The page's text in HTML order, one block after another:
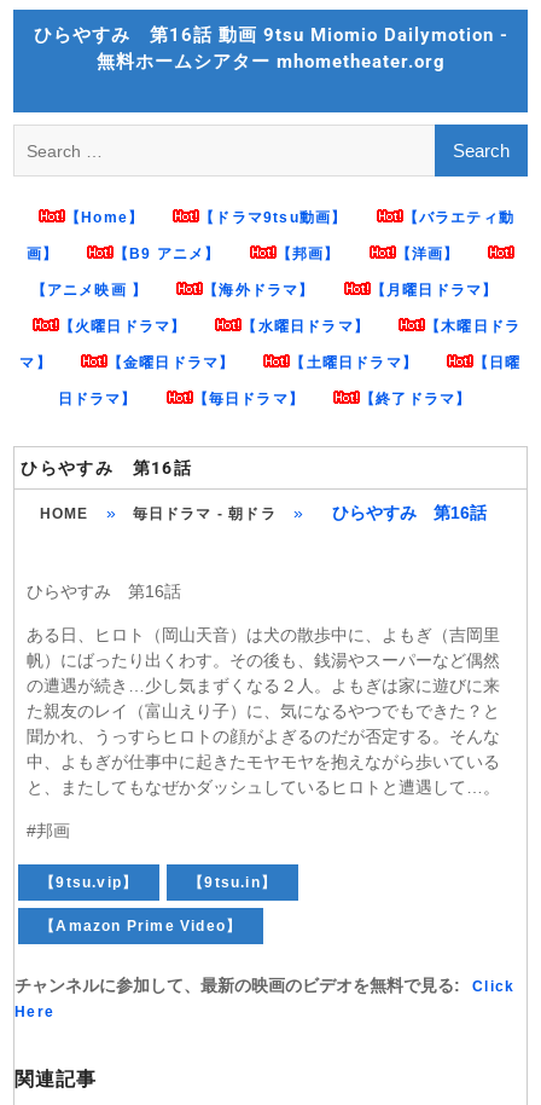
Skip
ひらやすみ 第16話 動画 9tsu Miomio Dailymotion -
無料ホームシアター mhometheater.org
for:
【Home】 【ドラマ9tsu動画】 【バラエティ動
画】 【B9 アニメ】 【邦画】 【洋画】
【アニメ映画 】 【海外ドラマ】 【月曜日ドラマ】
【火曜日ドラマ】 【水曜日ドラマ】 【木曜日ドラ
マ】 【金曜日ドラマ】 【土曜日ドラマ】 【日曜
日ドラマ】 【毎日ドラマ】 【終了ドラマ】
ひらやすみ 第16話
HOME » 毎日ドラマ - 朝ドラ » ひらやすみ 第16話
ひらやすみ 第16話
ある日、ヒロト（岡山天音）は犬の散歩中に、よもぎ（吉岡里
帆）にばったり出くわす。その後も、銭湯やスーパーなど偶然
の遭遇が続き…少し気まずくなる２人。よもぎは家に遊びに来
た親友のレイ（富山えり子）に、気になるやつでもできた？と
聞かれ、うっすらヒロトの顔がよぎるのだが否定する。そんな
中、よもぎが仕事中に起きたモヤモヤを抱えながら歩いている
と、またしてもなぜかダッシュしているヒロトと遭遇して…。
#邦画
【9tsu.vip】 【9tsu.in】
【Amazon Prime Video】
チャンネルに参加して、最新の映画のビデオを無料で見る:
Click
Here
関連記事